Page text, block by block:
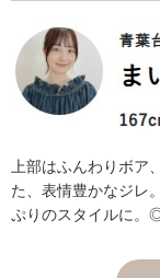
上部はふんわりボア
た、表情豊かなジレ
ぷりのスタイルに。◎